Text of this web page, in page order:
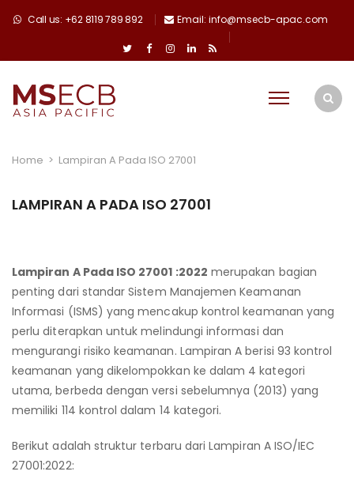
Call us: +62 8119 789 892 Email: info@msecb-apac.com
Home > Lampiran A Pada ISO 27001
LAMPIRAN A PADA ISO 27001
Lampiran A Pada ISO 27001 :2022 merupakan bagian
penting dari standar Sistem Manajemen Keamanan
Informasi (ISMS) yang mencakup kontrol keamanan yang
perlu diterapkan untuk melindungi informasi dan
mengurangi risiko keamanan. Lampiran A berisi 93 kontrol
keamanan yang dikelompokkan ke dalam 4 kategori
utama, berbeda dengan versi sebelumnya (2013) yang
memiliki 114 kontrol dalam 14 kategori.
Berikut adalah struktur terbaru dari Lampiran A ISO/IEC
27001:2022: